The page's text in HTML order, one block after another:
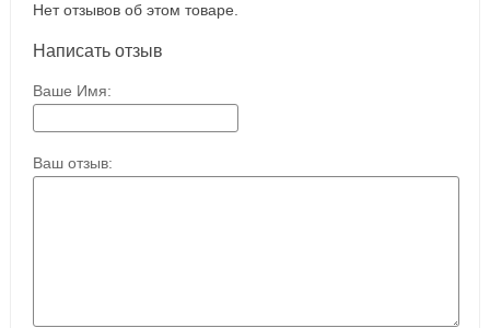
Нет отзывов об этом товаре.
Написать отзыв
Ваше Имя:
Ваш отзыв: